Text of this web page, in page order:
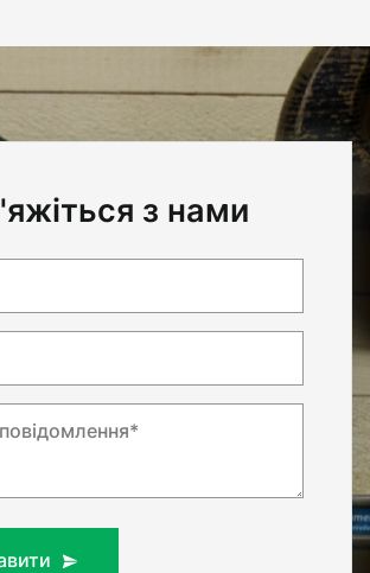
з нами